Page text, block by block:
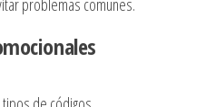
problemas comunes.